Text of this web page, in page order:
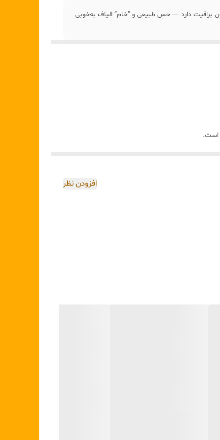
دارد — حس طبیعی و “خام” الیاف به‌خوبی
است.
افزودن نظر